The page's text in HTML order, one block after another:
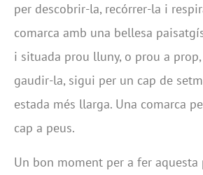
per descobrir-la, recórrer-la i
comarca amb una bellesa
i situada prou lluny, o prou a
gaudir-la, sigui per un cap de
estada més llarga. Una comarca
cap a peus.
Un bon moment per a fer aquesta